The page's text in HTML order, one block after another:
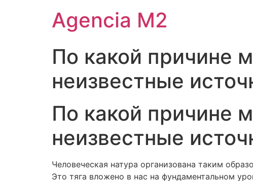
Agencia M2
По какой причине
неизвестные
По какой причине
неизвестные
Человеческая натура организована таким
Это тяга вложено в нас на фундаментальном